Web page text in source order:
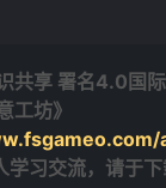
共享 署名4.0国
工坊》
习交流，请于